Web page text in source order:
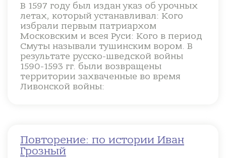
В 1597 году был издан указ об урочных
летах, который устанавливал: Кого
избрали первым патриархом
Московским и всея Руси: Кого в период
Смуты называли тушинским вором. В
результате русско-шведской войны
1590-1593 гг. были возвращены
территории захваченные во время
Ливонской войны:
Повторение: по истории Иван
Грозный